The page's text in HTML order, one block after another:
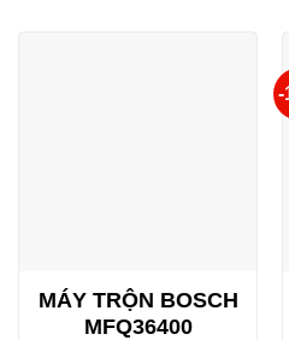
MÁY TRỘN BOSCH
MFQ36400
-